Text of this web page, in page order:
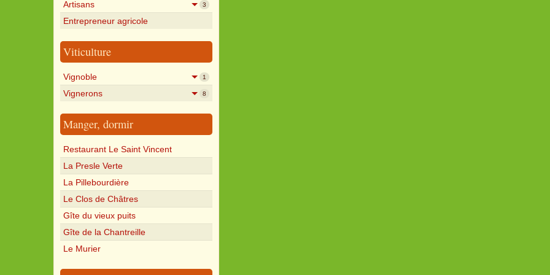
Artisans 3
Entrepreneur agricole
Viticulture
Vignoble 1
Vignerons 8
Manger, dormir
Restaurant Le Saint Vincent
La Presle Verte
La Pillebourdière
Le Clos de Châtres
Gîte du vieux puits
Gîte de la Chantreille
Le Murier